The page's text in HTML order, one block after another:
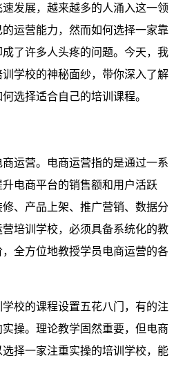
发展，越来越多的人涌入这一领
运营能力，然而如何选择一家靠
了许多人头疼的问题。今天，我
学校的神秘面纱，带你深入了解
选择适合自己的培训课程。
运营。电商运营指的是通过一系
电商平台的销售额和用户活跃
、产品上架、推广营销、数据分
培训学校，必须具备系统化的教
全方位地教授学员电商运营的各
校的课程设置五花八门，有的注
操。理论教学固然重要，但电商
择一家注重实操的培训学校，能